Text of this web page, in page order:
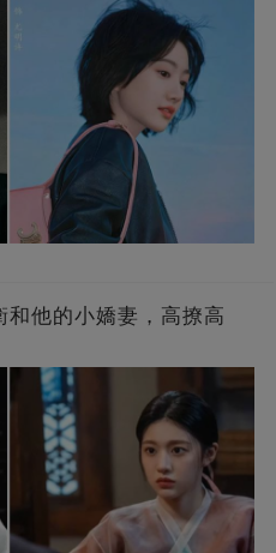
衛和他的小嬌妻，高撩高